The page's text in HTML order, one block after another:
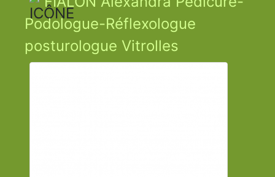
Podologue-Réflexologue
posturologue Vitrolles